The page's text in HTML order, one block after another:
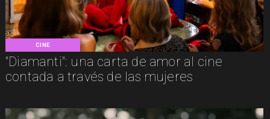
CINE
"Diamanti": una carta de amor al cine
contada a través de las mujeres